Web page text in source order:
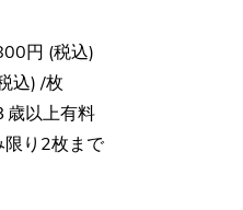
円 (税込)
込) /枚
歳以上有料
り2枚まで